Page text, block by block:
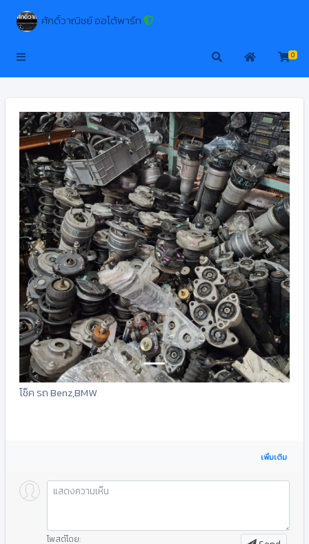
ศักดิ์วาณิชย์ ออโต้พาร์ท
0
Previous Next
โช็ค รถ Benz,BMW
เพิ่มเติม
โพสต์โดย: